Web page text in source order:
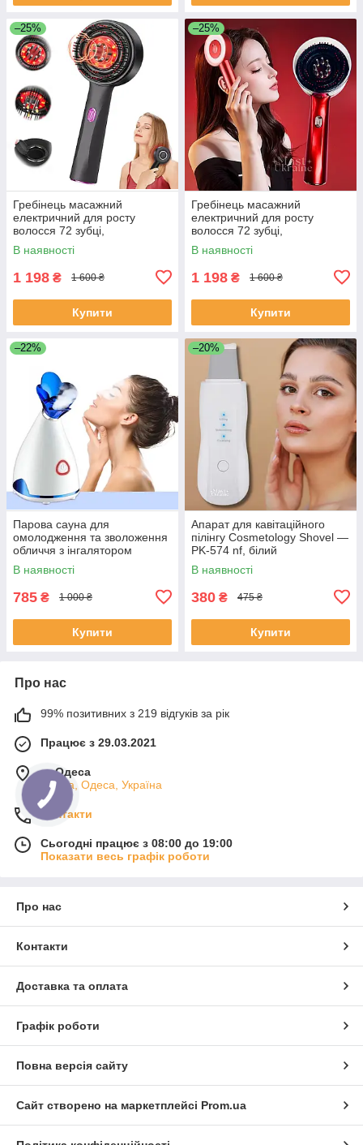
–25%
Гребінець масажний
електричний для росту
волосся 72 зубці,
інфрачервоний масажер для
шкіри голови Чорний, MNS-
В наявності
1 198 ₴ 1 600 ₴
Купити
–25%
Гребінець масажний
електричний для росту
волосся 72 зубці,
інфрачервоний масажер для
шкіри голови Червоний, MNS-
В наявності
1 198 ₴ 1 600 ₴
Купити
–22%
Парова сауна для
омолодження та зволоження
обличчя з інгалятором
Phyopus 2в1 CL-5358
В наявності
785 ₴ 1 000 ₴
Купити
–20%
Апарат для кавітаційного
пілінгу Cosmetology Shovel —
PK-574 nf, білий
В наявності
380 ₴ 475 ₴
Купити
Про нас
99% позитивних з 219 відгуків за рік
Працює з 29.03.2021
м. Одеса
Одеса, Одеса, Україна
Контакти
Сьогодні працює з 08:00 до 19:00
Показати весь графік роботи
Про нас
Контакти
Доставка та оплата
Графік роботи
Повна версія сайту
Сайт створено на маркетплейсі Prom.ua